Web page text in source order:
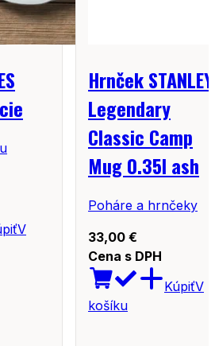
V
Hrnček STANLEY
Legendary
Classic Camp
Mug 0.35l ash
Poháre a hrnčeky
33,00 €
Cena s DPH
KúpiťV
košíku